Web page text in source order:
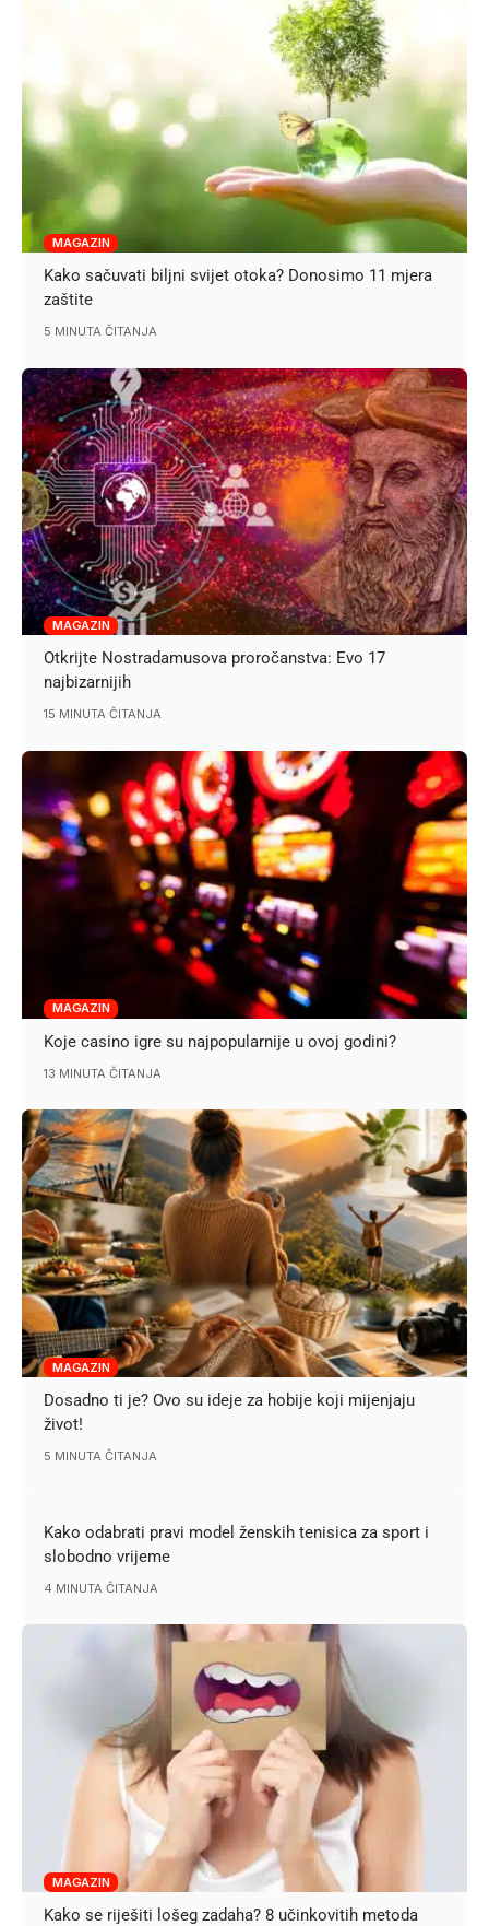
MAGAZIN
Kako sačuvati biljni svijet otoka? Donosimo 11 mjera
zaštite
5 MINUTA ČITANJA
MAGAZIN
Otkrijte Nostradamusova proročanstva: Evo 17
najbizarnijih
15 MINUTA ČITANJA
MAGAZIN
Koje casino igre su najpopularnije u ovoj godini?
13 MINUTA ČITANJA
MAGAZIN
Dosadno ti je? Ovo su ideje za hobije koji mijenjaju
život!
5 MINUTA ČITANJA
Kako odabrati pravi model ženskih tenisica za sport i
slobodno vrijeme
4 MINUTA ČITANJA
MAGAZIN
Kako se riješiti lošeg zadaha? 8 učinkovitih metoda